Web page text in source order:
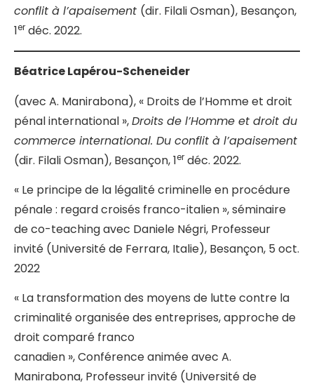
conflit à l’apaisement (dir. Filali Osman), Besançon,
1er déc. 2022.
Béatrice Lapérou-Scheneider
(avec A. Manirabona), « Droits de l’Homme et droit
pénal international »,Droits de l’Homme et droit du
commerce international. Du conflit à l’apaisement
(dir. Filali Osman), Besançon, 1er déc. 2022.
« Le principe de la légalité criminelle en procédure
pénale : regard croisés franco-italien », séminaire
de co-teaching avec Daniele Négri, Professeur
invité (Université de Ferrara, Italie), Besançon, 5 oct.
2022
« La transformation des moyens de lutte contre la
criminalité organisée des entreprises, approche de
droit comparé franco
canadien », Conférence animée avec A.
Manirabona, Professeur invité (Université de